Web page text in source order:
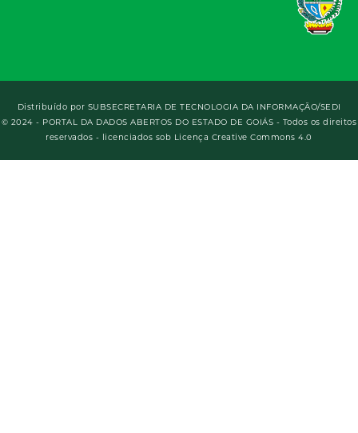
Distribuído por SUBSECRETARIA DE TECNOLOGIA DA INFORMAÇÃO/SEDI
© 2024 - PORTAL DA DADOS ABERTOS DO ESTADO DE GOIÁS - Todos os direitos
reservados - licenciados sob Licença Creative Commons 4.0